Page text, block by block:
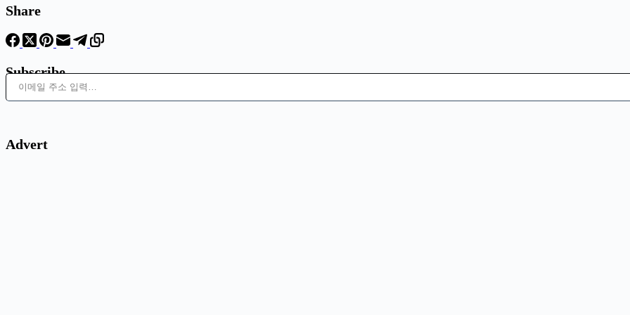
Share
Subscribe
이메일 주소 입력…
Advert